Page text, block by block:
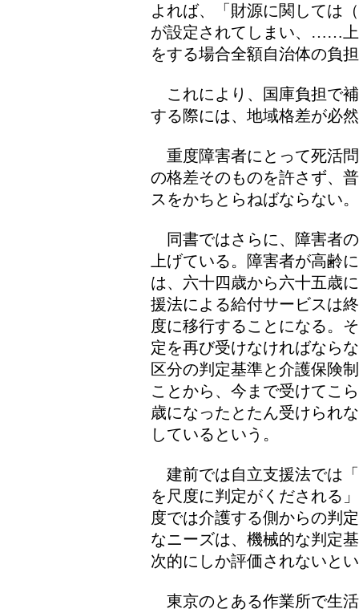
よれば、「財源に関しては
が設定されてしまい、……
をする場合全額自治体の負
これにより、国庫負担で
する際には、地域格差が必
重度障害者にとって死活
の格差そのものを許さず、
スをかちとらねばならない。
同書ではさらに、障害者
上げている。障害者が高齢
は、六十四歳から六十五歳
援法による給付サービスは
度に移行することになる。
定を再び受けなければなら
区分の判定基準と介護保険
ことから、今まで受けてこ
歳になったとたん受けられ
しているという。
建前では自立支援法では
を尺度に判定がくだされる
度では介護する側からの判
なニーズは、機械的な判定
次的にしか評価されないと
東京のとある作業所で生